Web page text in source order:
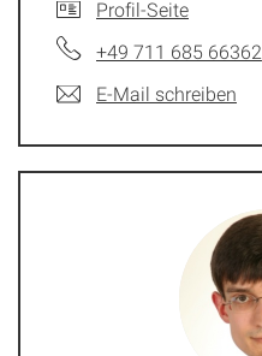
Profil-Seite
+49 711 685 66362
E-Mail schreiben